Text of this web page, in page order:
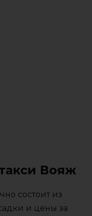
Вояж
состоит из
и цены за